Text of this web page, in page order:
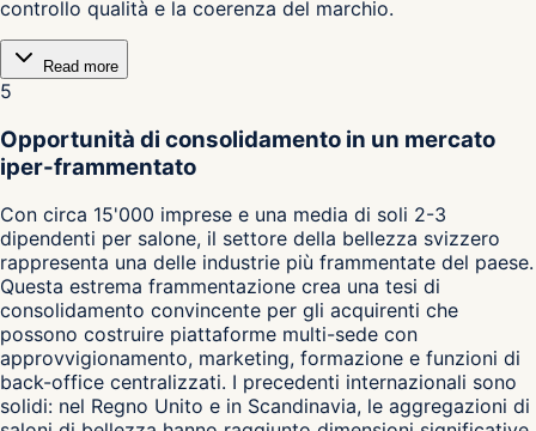
controllo qualità e la coerenza del marchio.
Read more
5
Opportunità di consolidamento in un mercato
iper-frammentato
Con circa 15'000 imprese e una media di soli 2-3
dipendenti per salone, il settore della bellezza svizzero
rappresenta una delle industrie più frammentate del paese.
Questa estrema frammentazione crea una tesi di
consolidamento convincente per gli acquirenti che
possono costruire piattaforme multi-sede con
approvvigionamento, marketing, formazione e funzioni di
back-office centralizzati. I precedenti internazionali sono
solidi: nel Regno Unito e in Scandinavia, le aggregazioni di